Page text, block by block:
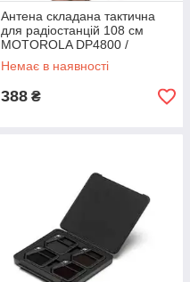
Антена складана тактична
для радіостанцій 108 см
MOTOROLA DP4800 /
DP4400 / DP4600 / DP 4800e
/ DP 4400e / DP 4600e
Немає в наявності
388 ₴